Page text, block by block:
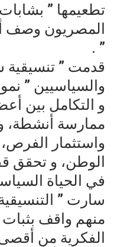
تطعيمها ”
المصريون وصف
” .
قدمت ” تنسيقية
والسياسيين ”
و التكامل بين
ممارسة
واستثمار
الوطن، و تحقق
في الحياة
سارت ”
منهم واقف
الفكرية من